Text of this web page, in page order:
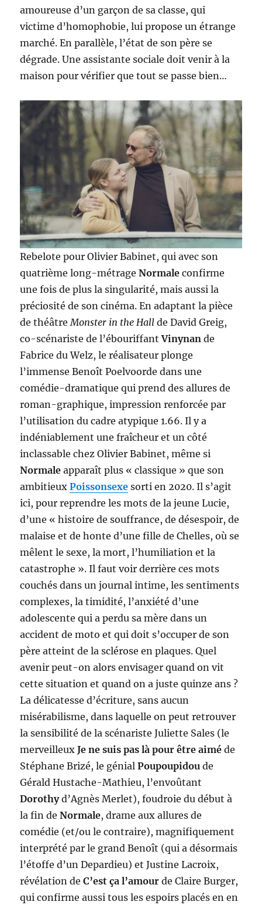
amoureuse d’un garçon de sa classe, qui
victime d’homophobie, lui propose un étrange
marché. En parallèle, l’état de son père se
dégrade. Une assistante sociale doit venir à la
maison pour vérifier que tout se passe bien…
Rebelote pour Olivier Babinet, qui avec son
quatrième long-métrageNormale confirme
une fois de plus la singularité, mais aussi la
préciosité de son cinéma. En adaptant la pièce
de théâtre Monster in the Hallde David Greig,
co-scénariste de l’ébouriffantVinynan de
Fabrice du Welz, le réalisateur plonge
l’immense Benoît Poelvoorde dans une
comédie-dramatique qui prend des allures de
roman-graphique, impression renforcée par
l’utilisation du cadre atypique 1.66. Il y a
indéniablement une fraîcheur et un côté
inclassable chez Olivier Babinet, même si
Normale apparaît plus « classique » que son
ambitieuxPoissonsexe sorti en 2020. Il s’agit
ici, pour reprendre les mots de la jeune Lucie,
d’une « histoire de souffrance, de désespoir, de
malaise et de honte d’une fille de Chelles, où se
mêlent le sexe, la mort, l’humiliation et la
catastrophe ». Il faut voir derrière ces mots
couchés dans un journal intime, les sentiments
complexes, la timidité, l’anxiété d’une
adolescente qui a perdu sa mère dans un
accident de moto et qui doit s’occuper de son
père atteint de la sclérose en plaques. Quel
avenir peut-on alors envisager quand on vit
cette situation et quand on a juste quinze ans ?
La délicatesse d’écriture, sans aucun
misérabilisme, dans laquelle on peut retrouver
la sensibilité de la scénariste Juliette Sales (le
merveilleux Je ne suis pas là pour être aimé de
Stéphane Brizé, le génialPoupoupidou de
Gérald Hustache-Mathieu, l’envoûtant
Dorothyd’Agnès Merlet), foudroie du début à
la fin deNormale, drame aux allures de
comédie (et/ou le contraire), magnifiquement
interprété par le grand Benoît (qui a désormais
l’étoffe d’un Depardieu) et Justine Lacroix,
révélation deC’est ça l’amourde Claire Burger,
qui confirme aussi tous les espoirs placés en en